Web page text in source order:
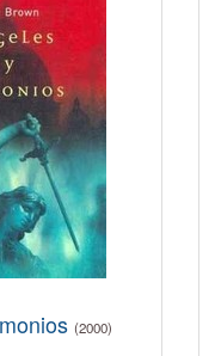
(2000)